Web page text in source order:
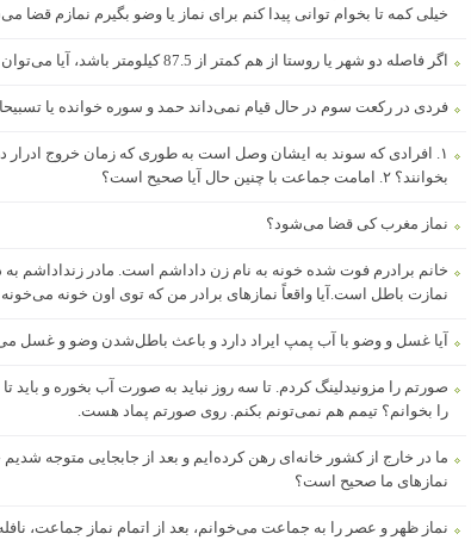
خیلی کمه تا بخوام توانی پیدا کنم برای نماز یا وضو بگیرم نمازم قضا
اگر فاصله دو شهر یا روستا از هم کمتر از 87.5 کیلومتر باشد، آیا می‌توان در هر دوی آنها نماز جمعه برگزار کرد؟
فردی در رکعت سوم در حال قیام نمی‌داند حمد و سوره خوانده یا
۱. افرادی که سوند به ایشان وصل است به طوری که زمان خروج ادرار
بخوانند؟ ۲. امامت جماعت با چنین حال آیا صحیح است؟
نماز مغرب کی قضا می‌شود؟
خانم برادرم فوت شده خونه به نام زن داداشم است. مادر زنداداشم
نمازت باطل است.آیا واقعاً نمازهای برادر من که توی اون خونه
آیا غسل و وضو با آب پمپ ایراد دارد و باعث باطل‌شدن وضو و غسل
صورتم را مزونیدلینگ کردم. تا سه روز نباید به صورت آب بخوره و باید
را بخوانم؟ تیمم هم نمی‌تونم بکنم. روی صورتم پماد هست.
نمازهای ما صحیح است؟
نماز ظهر و عصر را به جماعت می‌خوانم، بعد از اتمام نماز جماعت،